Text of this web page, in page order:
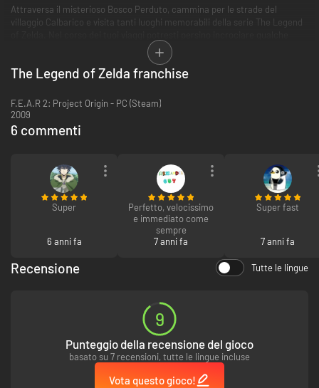
Attraversa il misterioso Bosco Perduto, cammina per le strade del
villaggio Calbarico e visita tanti luoghi memorabili della serie The Legend
The Legend of Zelda franchise
F.E.A.R 2: Project Origin - PC (Steam)
2009
6 commenti
Super
6 anni fa
Perfetto, velocissimo
e immediato come
sempre
7 anni fa
Super fast
7 anni fa
Recensione Tutte le lingue
9
Punteggio della recensione del gioco
basato su 7 recensioni, tutte le lingue incluse
Vota questo gioco!